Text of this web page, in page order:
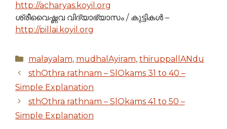
http://acharyas.koyil.org
ശ്രീവൈഷ്ണവ വിദ്യാഭ്യാസം / കുട്ടികള്‍ –
http://pillai.koyil.org
Categories
malayalam, mudhalAyiram, thiruppallANdu
sthOthra rathnam – SlOkams 31 to 40 –
Simple Explanation
sthOthra rathnam – SlOkams 41 to 50 –
Simple Explanation